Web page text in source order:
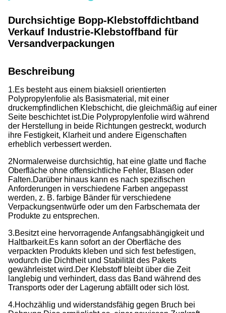
Durchsichtige Bopp-Klebstoffdichtband
Verkauf Industrie-Klebstoffband für
Versandverpackungen
Beschreibung
1.Es besteht aus einem biaksiell orientierten
Polypropylenfolie als Basismaterial, mit einer
druckempfindlichen Klebschicht, die gleichmäßig auf einer
Seite beschichtet ist.Die Polypropylenfolie wird während
der Herstellung in beide Richtungen gestreckt, wodurch
ihre Festigkeit, Klarheit und andere Eigenschaften
erheblich verbessert werden.
2Normalerweise durchsichtig, hat eine glatte und flache
Oberfläche ohne offensichtliche Fehler, Blasen oder
Falten.Darüber hinaus kann es nach spezifischen
Anforderungen in verschiedene Farben angepasst
werden, z. B. farbige Bänder für verschiedene
Verpackungsentwürfe oder um den Farbschemata der
Produkte zu entsprechen.
3.Besitzt eine hervorragende Anfangsabhängigkeit und
Haltbarkeit.Es kann sofort an der Oberfläche des
verpackten Produkts kleben und sich fest befestigen,
wodurch die Dichtheit und Stabilität des Pakets
gewährleistet wird.Der Klebstoff bleibt über die Zeit
langlebig und verhindert, dass das Band während des
Transports oder der Lagerung abfällt oder sich löst.
4.Hochzählig und widerstandsfähig gegen Bruch bei